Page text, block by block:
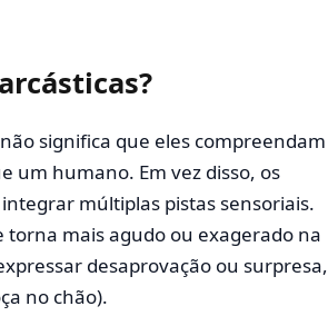
significa que eles compreendam
um humano. Em vez disso, os
múltiplas pistas sensoriais.
mais agudo ou exagerado na
desaprovação ou surpresa,
no chão).